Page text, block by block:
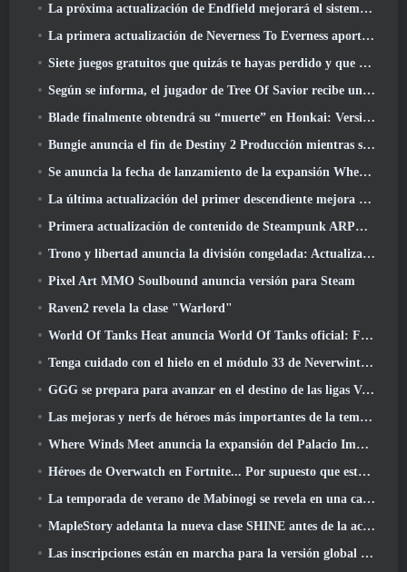
La próxima actualización de Endfield mejorará el sistema de fábrica
La primera actualización de Neverness To Everness aporta mucho a la mesa
Siete juegos gratuitos que quizás te hayas perdido y que forman parte del Steam Ocean Fest
Según se informa, el jugador de Tree Of Savior recibe un premio especial por gastar 100.000 dólares en el juego
Blade finalmente obtendrá su “muerte” en Honkai: Versión de riel en estrella 4.3
Bungie anuncia el fin de Destiny 2 Producción mientras se preparan para trabajar en nuevos proyectos
Se anuncia la fecha de lanzamiento de la expansión Where Winds Meet “Imperial Palace”
La última actualización del primer descendiente mejora el ciclo agrícola y actualiza el modo Embestida
Primera actualización de contenido de Steampunk ARPG Crystalfall para abordar las "preocupaciones clave de los jugadores"
Trono y libertad anuncia la división congelada: Actualización Nix
Pixel Art MMO Soulbound anuncia versión para Steam
Raven2 revela la clase "Warlord"
World Of Tanks Heat anuncia World Of Tanks oficial: Fecha de lanzamiento de HEAT
Tenga cuidado con el hielo en el módulo 33 de Neverwinter, Frío cortante
GGG se prepara para avanzar en el destino de las ligas Vaal de Path Of Exile 2 antes del lanzamiento del regreso de los Antiguos
Las mejoras y nerfs de héroes más importantes de la temporada 8
Where Winds Meet anuncia la expansión del Palacio Imperial y comparte una hoja de ruta de contenido "masiva"
Héroes de Overwatch en Fortnite... Por supuesto que estaba destinado a suceder
La temporada de verano de Mabinogi se revela en una carta del productor
MapleStory adelanta la nueva clase SHINE antes de la actualización de junio
Las inscripciones están en marcha para la versión global de la 'Prueba de prólogo' de Limit Zero Breakers de NCSoft